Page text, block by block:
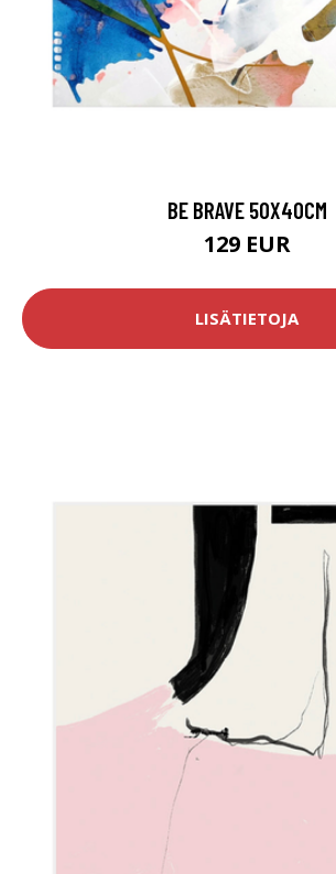
BE BRAVE 50X40CM
129 EUR
LISÄTIETOJA